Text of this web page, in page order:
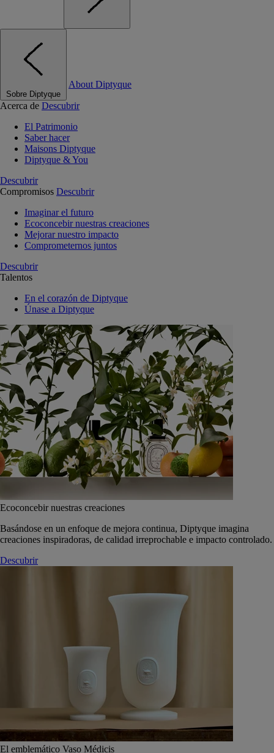
Sobre Diptyque
About Diptyque
Acerca de Descubrir
El Patrimonio
Saber hacer
Maisons Diptyque
Diptyque & You
Descubrir
Compromisos Descubrir
Imaginar el futuro
Ecoconcebir nuestras creaciones
Mejorar nuestro impacto
Comprometernos juntos
Descubrir
Talentos
En el corazón de Diptyque
Únase a Diptyque
Ecoconcebir nuestras creaciones
Basándose en un enfoque de mejora continua, Diptyque imagina
creaciones inspiradoras, de calidad irreprochable e impacto controlado.
Descubrir
El emblemático Vaso Médicis